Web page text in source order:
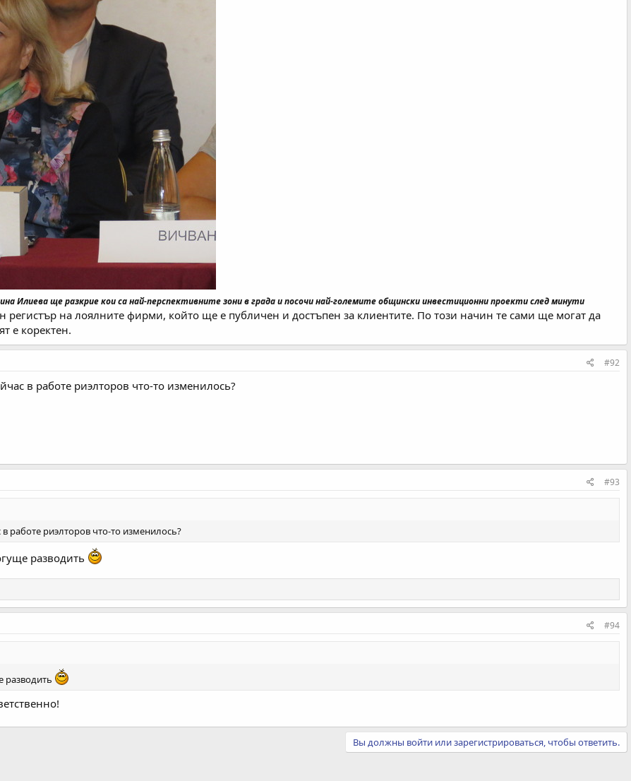
Илиева ще разкрие кои са най-перспективните зони в града и посочи най-големите общински инвестиционни проекти след минути
регистър на лоялните фирми, който ще е публичен и достъпен за клиентите. По този начин те сами ще могат да
е коректен.
#92
в работе риэлторов что-то изменилось?
#93
работе риэлторов что-то изменилось?
разводить
#94
разводить
Вы должны войти или зарегистрироваться, чтобы ответить.